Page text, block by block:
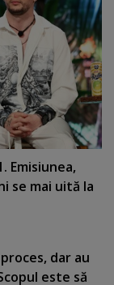
Emisiunea,
se mai uită la
dar au
este să